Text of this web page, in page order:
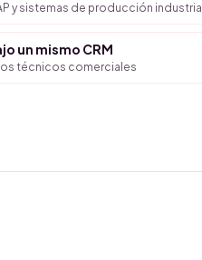
y sistemas de producción industrial
un mismo CRM
técnicos comerciales